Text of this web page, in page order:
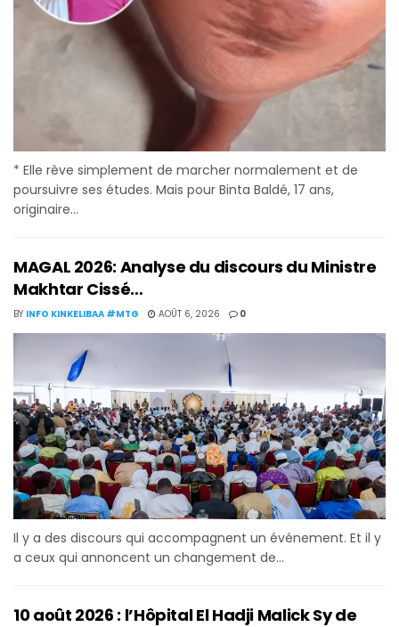
* Elle rêve simplement de marcher normalement et de
poursuivre ses études. Mais pour Binta Baldé, 17 ans,
originaire...
MAGAL 2026: Analyse du discours du Ministre
Makhtar Cissé…
BY INFO KINKELIBAA #MTG AOÛT 6, 2026 0
Il y a des discours qui accompagnent un événement. Et il y
a ceux qui annoncent un changement de...
10 août 2026 : l’Hôpital El Hadji Malick Sy de